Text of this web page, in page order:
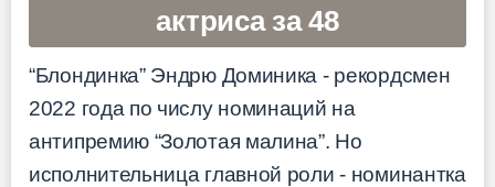
актриса за 48
“Блондинка” Эндрю Доминика - рекордсмен
2022 года по числу номинаций на
антипремию “Золотая малина”. Но
исполнительница главной роли - номинантка